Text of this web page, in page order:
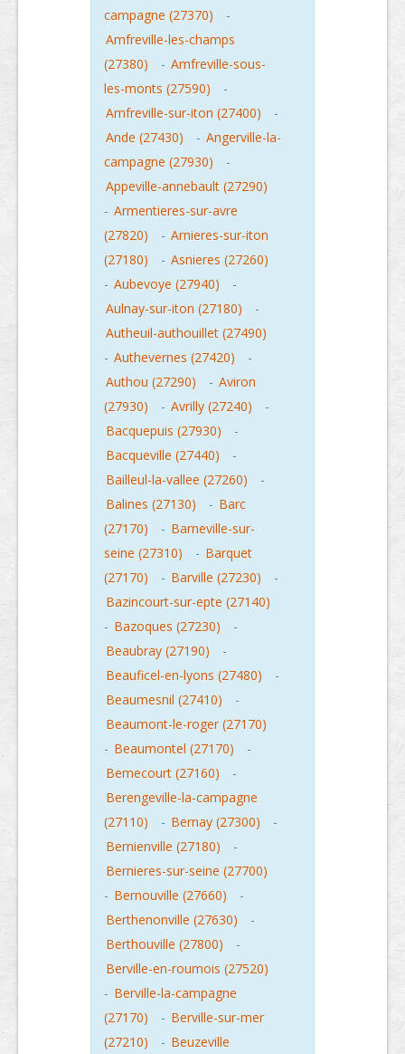
campagne (27370)
-
Amfreville-les-champs
(27380)
- Amfreville-sous-
les-monts (27590)
-
Amfreville-sur-iton (27400)
-
Ande (27430)
- Angerville-la-
campagne (27930)
-
Appeville-annebault (27290)
- Armentieres-sur-avre
(27820)
- Arnieres-sur-iton
(27180)
- Asnieres (27260)
- Aubevoye (27940)
-
Aulnay-sur-iton (27180)
-
Autheuil-authouillet (27490)
- Authevernes (27420)
-
Authou (27290)
- Aviron
(27930)
- Avrilly (27240)
-
Bacquepuis (27930)
-
Bacqueville (27440)
-
Bailleul-la-vallee (27260)
-
Balines (27130)
- Barc
(27170)
- Barneville-sur-
seine (27310)
- Barquet
(27170)
- Barville (27230)
-
Bazincourt-sur-epte (27140)
- Bazoques (27230)
-
Beaubray (27190)
-
Beauficel-en-lyons (27480)
-
Beaumesnil (27410)
-
Beaumont-le-roger (27170)
- Beaumontel (27170)
-
Bemecourt (27160)
-
Berengeville-la-campagne
(27110)
- Bernay (27300)
-
Bernienville (27180)
-
Bernieres-sur-seine (27700)
- Bernouville (27660)
-
Berthenonville (27630)
-
Berthouville (27800)
-
Berville-en-roumois (27520)
- Berville-la-campagne
(27170)
- Berville-sur-mer
(27210)
- Beuzeville